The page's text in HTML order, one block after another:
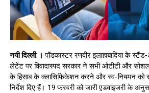
नयी दिल्ली । पॉडकास्टर रणवीर इलाहाबादिया के
लेटेंट पर विवादास्पद सरकार ने सभी ओटीटी और
के हिसाब के क्लासिफिकेशन करने और स्व-नियमन को
निर्देश दिए हैं। 19 फरवरी को जारी ए़डवाइजरी के